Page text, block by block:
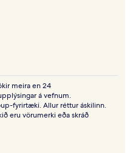
meira en 24
á vefnum.
fyrirtæki. Allur réttur áskilinn.
eru vörumerki eða skráð